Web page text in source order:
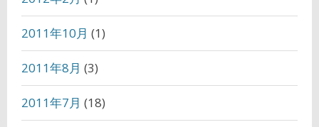
2011年10月 (1)
2011年8月 (3)
2011年7月 (18)